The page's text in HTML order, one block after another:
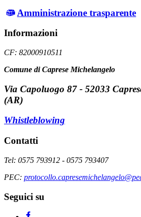
Amministrazione trasparente
Informazioni
CF: 82000910511
Comune di Caprese Michelangelo
Via Capoluogo 87 - 52033
(AR)
Whistleblowing
Contatti
Tel: 0575 793912 - 0575 793407
PEC:
Seguici su